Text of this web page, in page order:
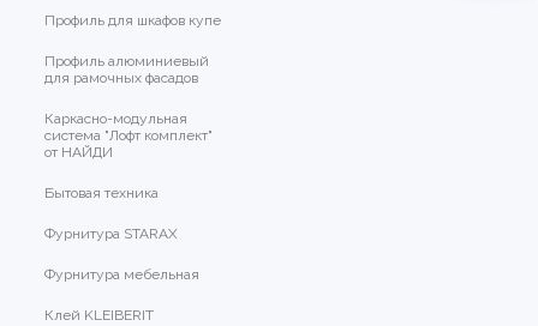
Профиль для шкафов купе
Профиль алюминиевый
для рамочных фасадов
Каркасно-модульная
система "Лофт комплект"
от НАЙДИ
Бытовая техника
Фурнитура STARAX
Фурнитура мебельная
Клей KLEIBERIT